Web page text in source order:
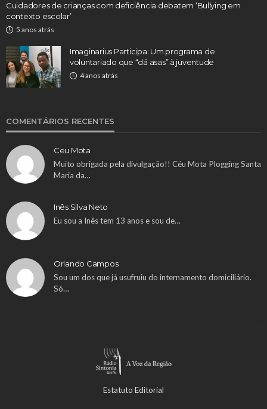
Cuidadores de crianças com deficiência debatem ‘Bullying em
contexto escolar’
5 anos atrás
Imaginarius Participa: Um programa de
voluntariado que “dá asas” à juventude
4 anos atrás
COMENTÁRIOS RECENTES
Ceu Mota
Muito obrigada pela divulgação!! Céu Mota Plogging Santa
Maria da…
Inês Silva Neto
Eu sou a Inês tem 13 anos e sou de…
Orlando Campos
Sou um dos que já usufruiu do internamento domiciliário.
Só…
Estatuto Editorial